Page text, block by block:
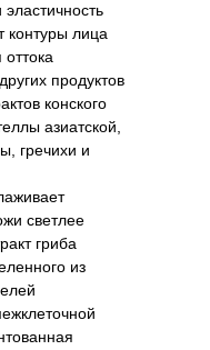
контуры лица
оттока
продуктов
конского
азиатской,
гречихи и
светлее
гриба
из